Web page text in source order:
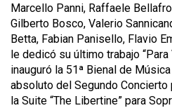
Marcello Panni, Raffaele
Gilberto Bosco, Valerio
Betta, Fabian Panisello, Flavio
le dedicó su último trabajo
inauguró la 51ª Bienal de
absoluto del Segundo Concierto
la Suite “The Libertine” para